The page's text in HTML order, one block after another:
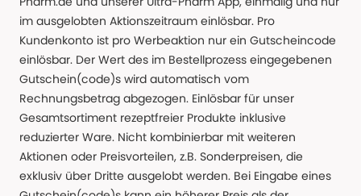
im ausgelobten Aktionszeitraum einlösbar. Pro
Kundenkonto ist pro Werbeaktion nur ein Gutscheincode
einlösbar. Der Wert des im Bestellprozess eingegebenen
Gutschein(code)s wird automatisch vom
Rechnungsbetrag abgezogen. Einlösbar für unser
Gesamtsortiment rezeptfreier Produkte inklusive
reduzierter Ware. Nicht kombinierbar mit weiteren
Aktionen oder Preisvorteilen, z.B. Sonderpreisen, die
exklusiv über Dritte ausgelobt werden. Bei Eingabe eines